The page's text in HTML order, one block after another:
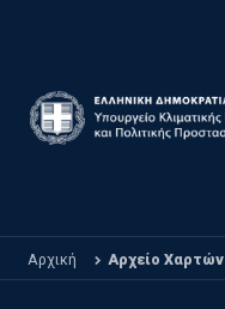
Αρχική Αρχείο Χαρτών